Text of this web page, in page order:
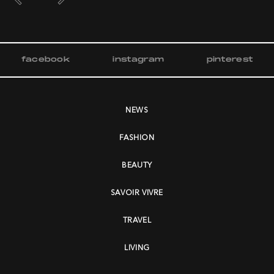
facebook instagram pinterest
NEWS
FASHION
BEAUTY
SAVOIR VIVRE
TRAVEL
LIVING